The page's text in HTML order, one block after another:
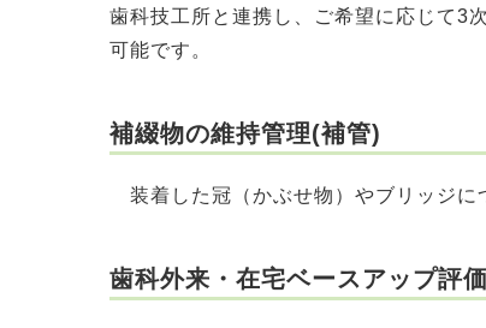
歯科技工所と連携し、ご希望に応じて3
可能です。
補綴物の維持管理(補管)
装着した冠（かぶせ物）やブリッジに
歯科外来・在宅ベースアップ評